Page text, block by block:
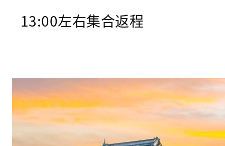
13:00左右集合返程